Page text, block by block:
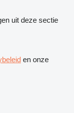
uit deze sectie
en onze